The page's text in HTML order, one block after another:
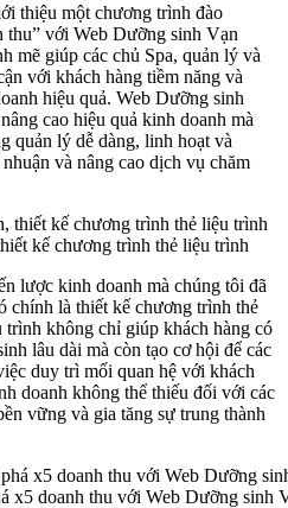
thiệu một chương trình đào
thu” với Web Dưỡng sinh Vạn
mẽ giúp các chủ Spa, quản lý và
với khách hàng tiềm năng và
hiệu quả. Web Dưỡng sinh
cao hiệu quả kinh doanh mà
quản lý dễ dàng, linh hoạt và
và nâng cao dịch vụ chăm
kế chương trình thẻ liệu trình
lược kinh doanh mà chúng tôi đã
chính là thiết kế chương trình thẻ
không chỉ giúp khách hàng có
lâu dài mà còn tạo cơ hội để các
duy trì mối quan hệ với khách
doanh không thể thiếu đối với các
vững và gia tăng sự trung thành
x5 doanh thu với Web Dưỡng sinh